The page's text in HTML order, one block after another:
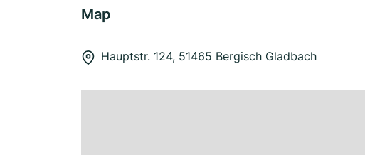
Map
Hauptstr. 124, 51465 Bergisch Gladbach